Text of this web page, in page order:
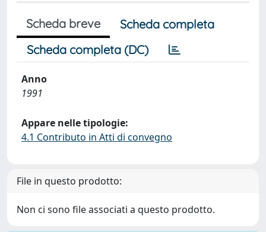
Scheda breve
Scheda completa
Scheda completa (DC)
Anno
1991
Appare nelle tipologie:
4.1 Contributo in Atti di convegno
File in questo prodotto:
Non ci sono file associati a questo prodotto.